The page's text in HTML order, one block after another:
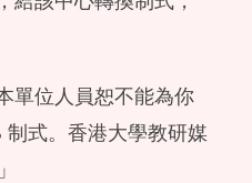
單位人員恕不能為你
式。香港大學教研媒